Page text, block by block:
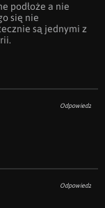
podłoże a nie
się nie
są jednymi z
Odpowiedz
Odpowiedz